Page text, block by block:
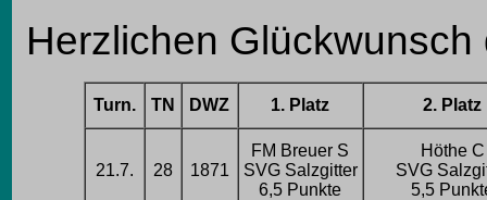
Herzlichen
Turn.X
TN DWZ 1. Platz 2. Platz
21.7. 28X 1871
FM Breuer S
SVG Salzgitter
6,5 Punkte
Höthe C
SVG
5,5